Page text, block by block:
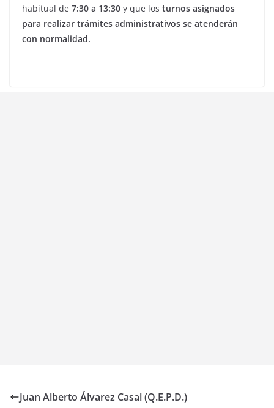
habitual de 7:30 a 13:30 y que los turnos asignados
para realizar trámites administrativos se atenderán
con normalidad.
Juan Alberto Álvarez Casal (Q.E.P.D.)